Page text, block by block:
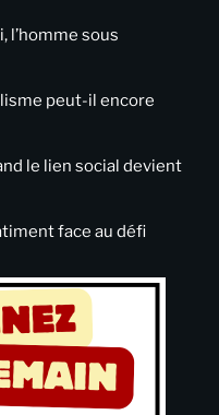
l’homme sous
peut-il encore
le lien social devient
face au défi